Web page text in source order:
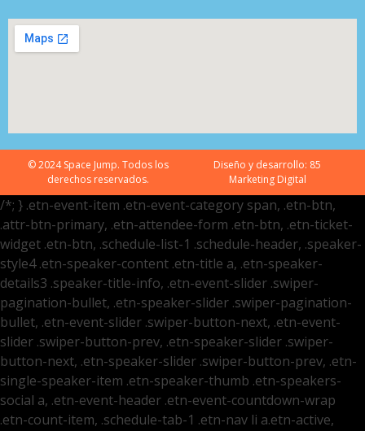
© 2024 Space Jump. Todos los
derechos reservados.
Diseño y desarrollo: 85
Marketing Digital
/*; } .etn-event-item .etn-event-category span, .etn-btn,
.attr-btn-primary, .etn-attendee-form .etn-btn, .etn-ticket-
widget .etn-btn, .schedule-list-1 .schedule-header, .speaker-
style4 .etn-speaker-content .etn-title a, .etn-speaker-
details3 .speaker-title-info, .etn-event-slider .swiper-
pagination-bullet, .etn-speaker-slider .swiper-pagination-
bullet, .etn-event-slider .swiper-button-next, .etn-event-
slider .swiper-button-prev, .etn-speaker-slider .swiper-
button-next, .etn-speaker-slider .swiper-button-prev, .etn-
single-speaker-item .etn-speaker-thumb .etn-speakers-
social a, .etn-event-header .etn-event-countdown-wrap
.etn-count-item, .schedule-tab-1 .etn-nav li a.etn-active,